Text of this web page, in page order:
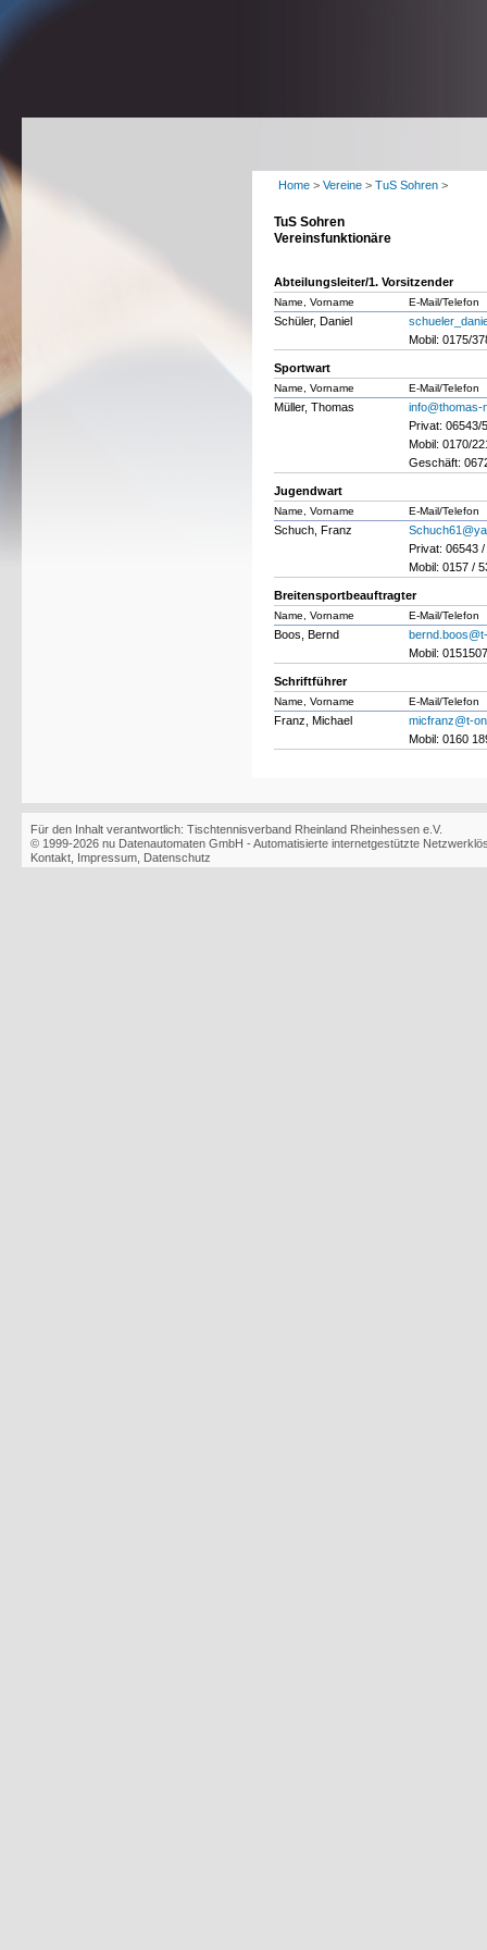
Home > Vereine > TuS Sohren >
TuS Sohren
Vereinsfunktionäre
Abteilungsleiter/1. Vorsitzender
Name, Vorname E-Mail/Telefon
Schüler, Daniel
Mobil: 0175/
Sportwart
Name, Vorname E-Mail/Telefon
Müller, Thomas
info@thomas-
Privat: 06543/
Mobil: 0170/
Geschäft:
Jugendwart
Name, Vorname E-Mail/Telefon
Schuch, Franz
Privat: 06543
Mobil: 0157 /
Breitensportbeauftragter
Name, Vorname E-Mail/Telefon
Boos, Bernd
Mobil:
Schriftführer
Name, Vorname E-Mail/Telefon
Franz, Michael
micfranz@t-
Mobil: 0160
Für den Inhalt verantwortlich: Tischtennisverband Rheinland Rheinhessen e.V.
© 1999-2026 nu Datenautomaten GmbH - Automatisierte internetgestützte
Kontakt Impressum Datenschutz